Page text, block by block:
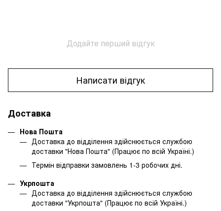
Додайте перший відгук
Написати відгук
Доставка
Нова Пошта
Доставка до відділення здійснюється службою
доставки "Нова Пошта" (Працює по всій Україні.)
Термін відправки замовлень 1-3 робочих дні.
Укрпошта
Доставка до відділення здійснюється службою
доставки "Укрпошта" (Працює по всій Україні.)